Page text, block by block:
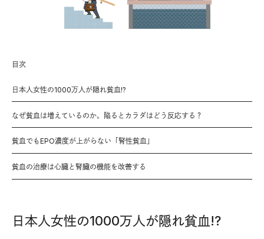
目次
日本人女性の1000万人が隠れ貧血!?
なぜ貧血は増えているのか。陥るとカラダはどう反応する？
貧血でもEPO濃度が上がらない「腎性貧血」
貧血の治療は心臓と腎臓の機能を改善する
日本人女性の1000万人が隠れ貧血!?